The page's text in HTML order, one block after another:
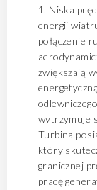
1. Niska
energii
połączenie
zwiększają
wytrzymuje
Turbina
który
granicznej
pracę